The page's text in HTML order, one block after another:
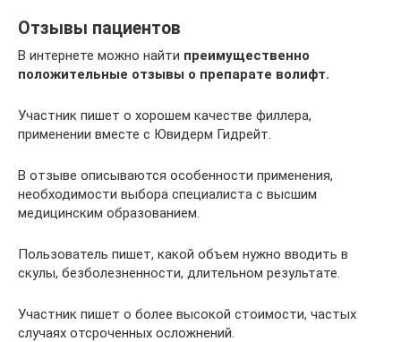
Отзывы пациентов
В интернете можно найти преимущественно
положительные отзывы о препарате волифт.
Участник пишет о хорошем качестве филлера,
применении вместе с Ювидерм Гидрейт.
В отзыве описываются особенности применения,
необходимости выбора специалиста с высшим
медицинским образованием.
Пользователь пишет, какой объем нужно вводить в
скулы, безболезненности, длительном результате.
Участник пишет о более высокой стоимости, частых
случаях отсроченных осложнений.